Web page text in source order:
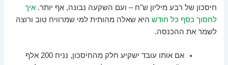
חיסכון של רבע מיליון ש"ח – ועם השקעה נבונה, אף יותר.איך
לחסוך כסף כל חודש היא שאלה מהותית למי שמרוויח טוב ורוצה
לשמר את ההכנסה.
אם אותו עובד ישקיע חלק מהחיסכון, נניח 200 אלף